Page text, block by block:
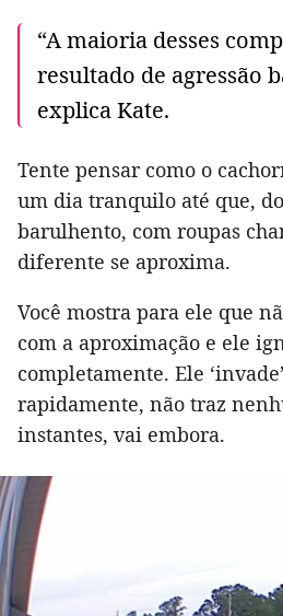
“A maioria desses
resultado de agressão
explica Kate.
Tente pensar como o
um dia tranquilo até que,
barulhento, com roupas
diferente se aproxima.
Você mostra para ele que
com a aproximação e ele
completamente. Ele
rapidamente, não traz
instantes, vai embora.